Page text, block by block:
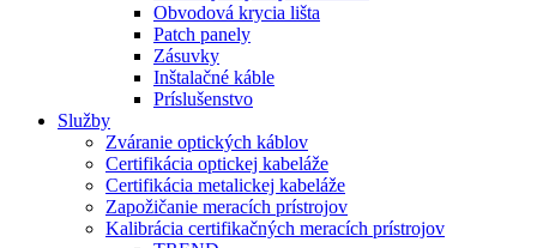
Obvodová krycia lišta
Patch panely
Zásuvky
Inštalačné káble
Príslušenstvo
Služby
Zváranie optických káblov
Certifikácia optickej kabeláže
Certifikácia metalickej kabeláže
Zapožičanie meracích prístrojov
Kalibrácia certifikačných meracích prístrojov